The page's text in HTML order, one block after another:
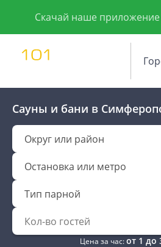
Скачай наше
Сауны и бани в
Округ или район
Остановка или метро
Тип парной
Цена за час:от 1 до